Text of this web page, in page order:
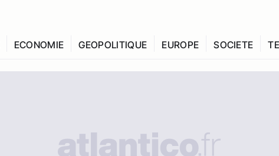
ECONOMIE GEOPOLITIQUE EUROPE SOCIETE